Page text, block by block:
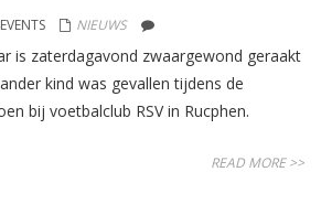
NIEUWS
is zaterdagavond zwaargewond geraakt
kind was gevallen tijdens de
bij voetbalclub RSV in Rucphen.
READ MORE >>